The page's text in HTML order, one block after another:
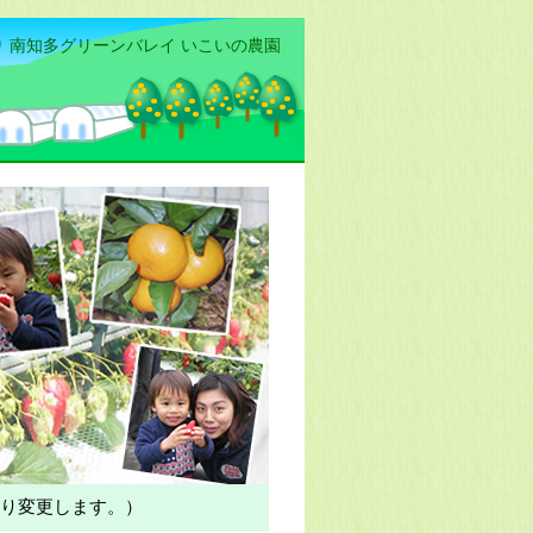
南知多グリーンバレイ いこいの農園
変更します。）